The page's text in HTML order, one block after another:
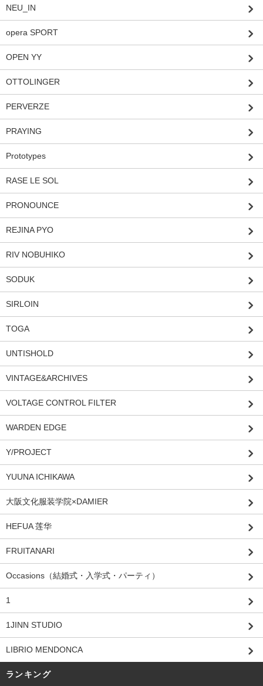
NEU_IN
opera SPORT
OPEN YY
OTTOLINGER
PERVERZE
PRAYING
Prototypes
RASE LE SOL
PRONOUNCE
REJINA PYO
RIV NOBUHIKO
SODUK
SIRLOIN
TOGA
UNTISHOLD
VINTAGE&ARCHIVES
VOLTAGE CONTROL FILTER
WARDEN EDGE
Y/PROJECT
YUUNA ICHIKAWA
大阪文化服装学院×DAMIER
HEFUA 莲华
FRUITANARI
Occasions（結婚式・入学式・パーティ）
1
1JINN STUDIO
LIBRIO MENDONCA
ランキング